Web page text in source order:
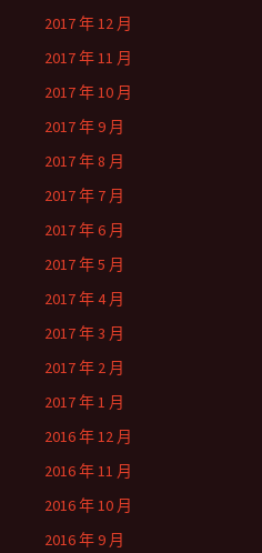
2017 年 12 月
2017 年 11 月
2017 年 10 月
2017 年 9 月
2017 年 8 月
2017 年 7 月
2017 年 6 月
2017 年 5 月
2017 年 4 月
2017 年 3 月
2017 年 2 月
2017 年 1 月
2016 年 12 月
2016 年 11 月
2016 年 10 月
2016 年 9 月